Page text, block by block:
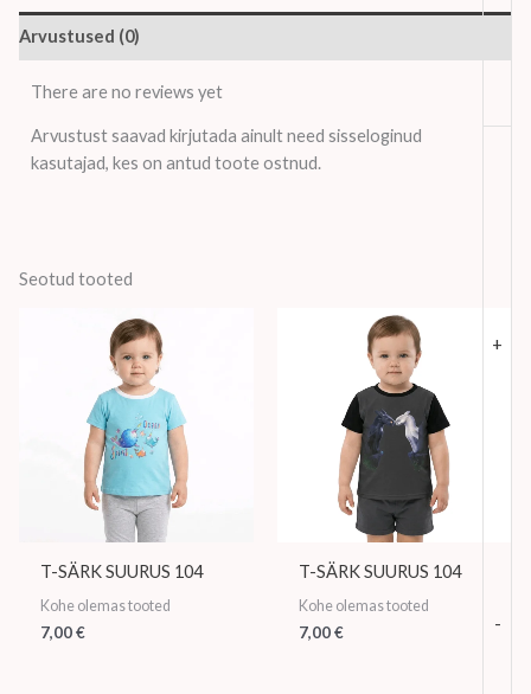
-
+
Arvustused (0)
There are no reviews yet
Arvustust saavad kirjutada ainult need sisseloginud
kasutajad, kes on antud toote ostnud.
Seotud tooted
T-SÄRK SUURUS 104
Kohe olemas tooted
7,00€
T-SÄRK SUURUS 104
Kohe olemas tooted
7,00€